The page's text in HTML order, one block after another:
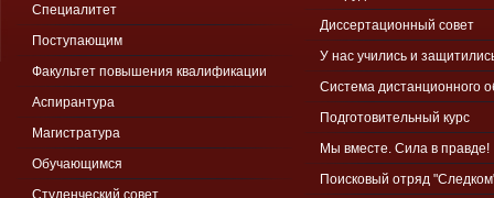
Специалитет
Поступающим
Факультет повышения квалификации
Аспирантура
Магистратура
Обучающимся
Студенческий совет
Диссертационный совет
У нас учились и
Система дистанционного
Подготовительный курс
Мы вместе. Сила в правде!
Поисковый отряд